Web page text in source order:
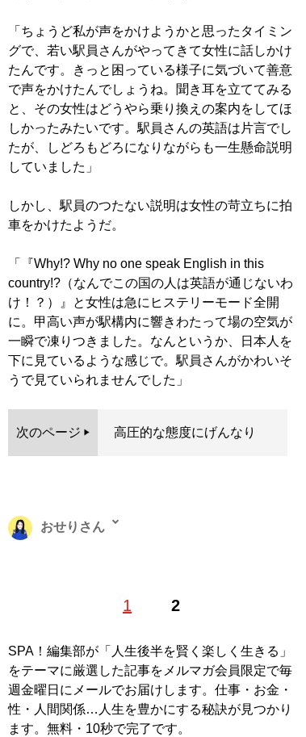
「ちょうど私が声をかけようかと思ったタイミン
グで、若い駅員さんがやってきて女性に話しかけ
たんです。きっと困っている様子に気づいて善意
で声をかけたんでしょうね。聞き耳を立ててみる
と、その女性はどうやら乗り換えの案内をしてほ
しかったみたいです。駅員さんの英語は片言でし
たが、しどろもどろになりながらも一生懸命説明
していました」
しかし、駅員のつたない説明は女性の苛立ちに拍
車をかけたようだ。
「『Why!? Why no one speak English in this
country!?（なんでこの国の人は英語が通じないわ
け！？）』と女性は急にヒステリーモード全開
に。甲高い声が駅構内に響きわたって場の空気が
一瞬で凍りつきました。なんというか、日本人を
下に見ているような感じで。駅員さんがかわいそ
うで見ていられませんでした」
次のページ 高圧的な態度にげんなり
1 2
おせりさん
画鑑賞。広告代理店・制作会社を経てフリーランスのブ
義』と生きることをテーマにした『 IKIRU.
』を運営中。
体験談の執筆を得意としている。X（旧Twitter）：
@IKIRUwithfun
記事一覧へ
SPA！編集部が「人生後半を賢く楽しく生きる」
をテーマに厳選した記事をメルマガ会員限定で毎
週金曜日にメールでお届けします。仕事・お金・
性・人間関係…人生を豊かにする秘訣が見つかり
ます。無料・10秒で完了です。